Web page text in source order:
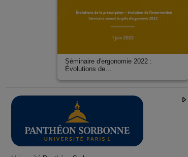
Séminaire d'ergonomie 2022 :
Évolutions de…